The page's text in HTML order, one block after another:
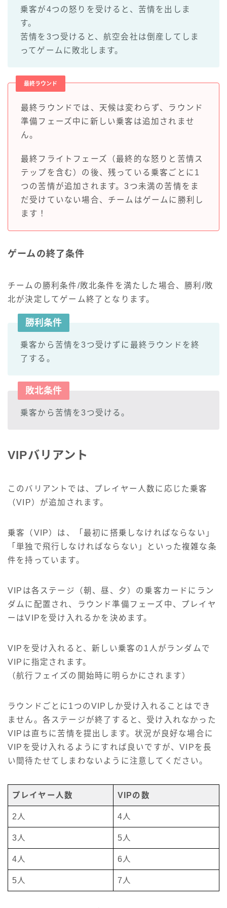
乗客が4つの怒りを受けると、苦情を出しま
す。
苦情を3つ受けると、航空会社は倒産してしま
ってゲームに敗北します。
最終ラウンド
最終ラウンドでは、天候は変わらず、ラウンド
準備フェーズ中に新しい乗客は追加されませ
ん。
最終フライトフェーズ（最終的な怒りと苦情ス
テップを含む）の後、残っている乗客ごとに1
つの苦情が追加されます。3つ未満の苦情をま
だ受けていない場合、チームはゲームに勝利し
ます！
ゲームの終了条件
チームの勝利条件/敗北条件を満たした場合、勝利/敗
北が決定してゲーム終了となります。
勝利条件
乗客から苦情を3つ受けずに最終ラウンドを終
了する。
敗北条件
乗客から苦情を3つ受ける。
VIPバリアント
このバリアントでは、プレイヤー人数に応じた乗客
（VIP）が追加されます。
乗客（VIP）は、「最初に搭乗しなければならない」
「単独で飛行しなければならない」といった複雑な条
件を持っています。
VIPは各ステージ（朝、昼、夕）の乗客カードにラン
ダムに配置され、ラウンド準備フェーズ中、プレイヤ
ーはVIPを受け入れるかを決めます。
VIPを受け入れると、新しい乗客の1人がランダムで
VIPに指定されます。
（航行フェイズの開始時に明らかにされます）
ラウンドごとに1つのVIPしか受け入れることはでき
ません。各ステージが終了すると、受け入れなかった
VIPは直ちに苦情を提出します。状況が良好な場合に
VIPを受け入れるようにすれば良いですが、VIPを長
い間待たせてしまわないように注意してください。
プレイヤー人数 VIPの数
2人 4人
3人 5人
4人 6人
5人 7人